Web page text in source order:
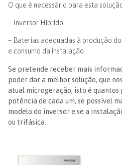
O que é necessário para esta
– Inversor Hibrido
– Baterias adequadas à produção
e consumo da instalação
Se pretende receber mais
poder dar a melhor solução, que
atual microgeração, isto é
potência de cada um, se possível
modelo do inversor e se a
ou trifásica.